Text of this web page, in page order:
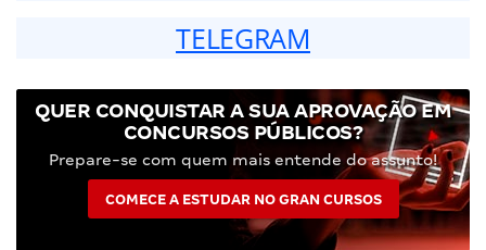
TELEGRAM
QUER CONQUISTAR A SUA APROVAÇÃO EM
CONCURSOS PÚBLICOS?
Prepare-se com quem mais entende do assunto!
COMECE A ESTUDAR NO GRAN CURSOS